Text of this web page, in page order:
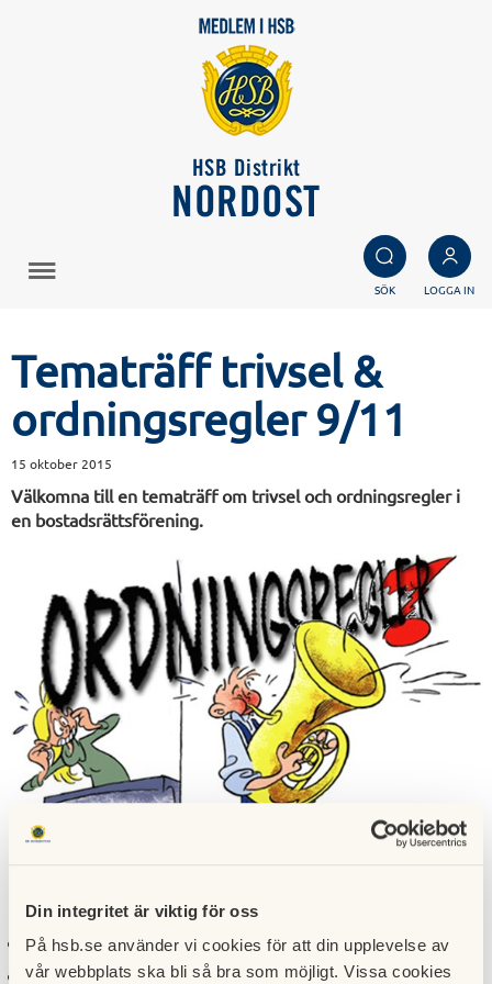
Din integritet är viktig för oss
På hsb.se använder vi cookies för att din upplevelse av
vår webbplats ska bli så bra som möjligt. Vissa cookies
HSB Distrikt
NORDOST
SÖK LOGGA IN
Tematräff trivsel &
ordningsregler 9/11
15 oktober 2015
Välkomna till en tematräff om trivsel och ordningsregler i
en bostadsrättsförening.
Vad gäller i våra BRF?
Trivsel och ordningsregler hur står de sig gentemot lagar